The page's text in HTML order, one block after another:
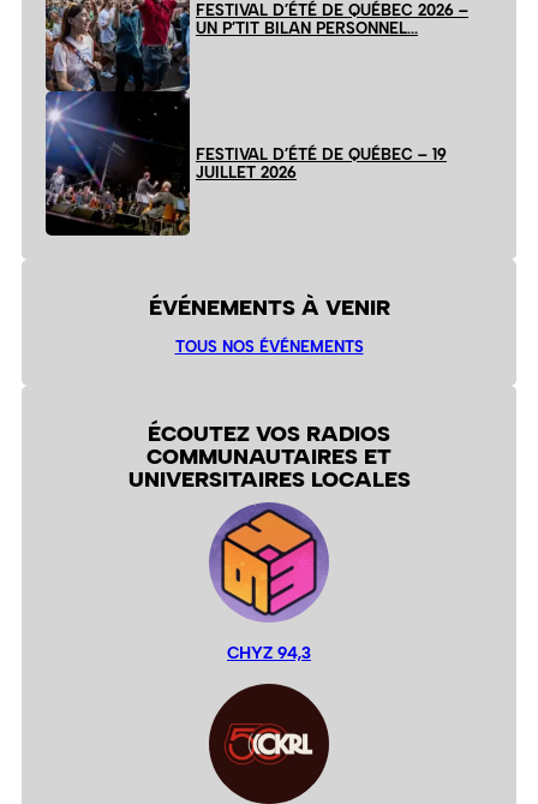
FESTIVAL D’ÉTÉ DE QUÉBEC 2026 –
UN P’TIT BILAN PERSONNEL…
FESTIVAL D’ÉTÉ DE QUÉBEC – 19
JUILLET 2026
ÉVÉNEMENTS À VENIR
TOUS NOS ÉVÉNEMENTS
ÉCOUTEZ VOS RADIOS
COMMUNAUTAIRES ET
UNIVERSITAIRES LOCALES
CHYZ 94,3